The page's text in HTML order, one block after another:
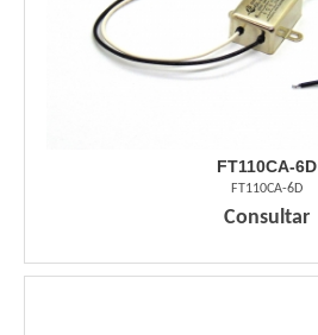
FT110CA-6D
FT110CA-6D
Consultar